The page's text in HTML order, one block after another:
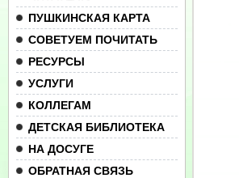
ПУШКИНСКАЯ КАРТА
СОВЕТУЕМ ПОЧИТАТЬ
РЕСУРСЫ
УСЛУГИ
КОЛЛЕГАМ
ДЕТСКАЯ БИБЛИОТЕКА
НА ДОСУГЕ
ОБРАТНАЯ СВЯЗЬ